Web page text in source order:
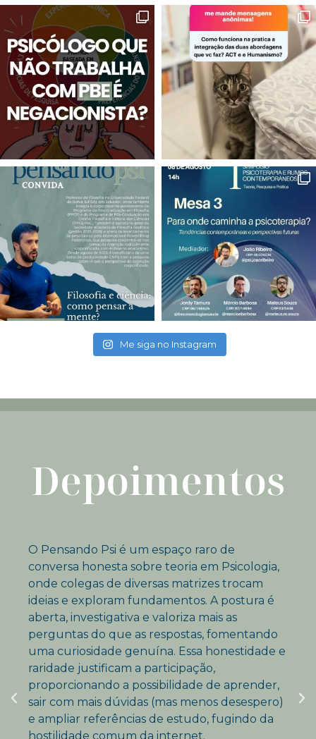
Me siga no Instagram
Depoimentos
O Pensando Psi é um espaço raro de
conversa honesta sobre teoria em Psicologia,
onde colegas de diversas matrizes trocam
ideias e exploram fundamentos. A postura é
aberta, investigativa e valoriza mais as
perguntas do que as respostas, fomentando
uma curiosidade genuína. Essa honestidade e
raridade justificam a participação,
proporcionando a possibilidade de aprender,
sair com mais dúvidas (mas menos desespero)
e ampliar referências de estudo, fugindo da
hostilidade comum da internet.